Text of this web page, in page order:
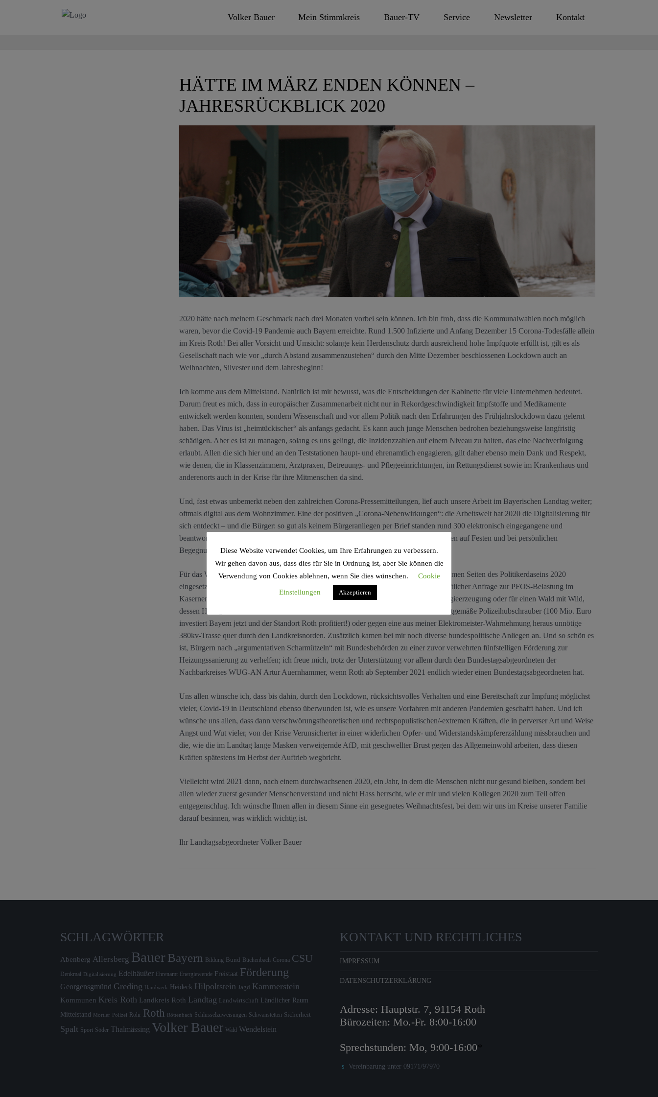
Volker Bauer Mein Stimmkreis Bauer-TV Service Newsletter Kontakt
HÄTTE IM MÄRZ ENDEN KÖNNEN –
JAHRESRÜCKBLICK 2020
2020 hätte nach meinem Geschmack nach drei Monaten vorbei sein können. Ich bin froh, dass die Kommunalwahlen noch möglich
waren, bevor die Covid-19 Pandemie auch Bayern erreichte. Rund 1.500 Infizierte und Anfang Dezember 15 Corona-Todesfälle allein
im Kreis Roth! Bei aller Vorsicht und Umsicht: solange kein Herdenschutz durch ausreichend hohe Impfquote erfüllt ist, gilt es als
Gesellschaft nach wie vor „durch Abstand zusammenzustehen“ durch den Mitte Dezember beschlossenen Lockdown auch an
Weihnachten, Silvester und dem Jahresbeginn!
Ich komme aus dem Mittelstand. Natürlich ist mir bewusst, was die Entscheidungen der Kabinette für viele Unternehmen bedeutet.
Darum freut es mich, dass in europäischer Zusammenarbeit nicht nur in Rekordgeschwindigkeit Impfstoffe und Medikamente
entwickelt werden konnten, sondern Wissenschaft und vor allem Politik nach den Erfahrungen des Frühjahrslockdown dazu gelernt
haben. Das Virus ist „heimtückischer“ als anfangs gedacht. Es kann auch junge Menschen bedrohen beziehungsweise langfristig
schädigen. Aber es ist zu managen, solang es uns gelingt, die Inzidenzzahlen auf einem Niveau zu halten, das eine Nachverfolgung
erlaubt. Allen die sich hier und an den Teststationen haupt- und ehrenamtlich engagieren, gilt daher ebenso mein Dank und Respekt,
wie denen, die in Klassenzimmern, Arztpraxen, Betreuungs- und Pflegeeinrichtungen, im Rettungsdienst sowie im Krankenhaus und
anderenorts auch in der Krise für ihre Mitmenschen da sind.
Und, fast etwas unbemerkt neben den zahlreichen Corona-Pressemitteilungen, lief auch unsere Arbeit im Bayerischen Landtag weiter;
oftmals digital aus dem Wohnzimmer. Eine der positiven „Corona-Nebenwirkungen“: die Arbeitswelt hat 2020 die Digitalisierung für
sich entdeckt – und die Bürger: so gut als keinem Bürgeranliegen per Brief standen rund 300 elektronisch eingegangene und
beantwortete Bürgeranliegen gegenüber. Natürlich fehlt mir der Kontakt zu den Menschen auf Festen und bei persönlichen
Begegnungen.
Für das Wohl der Menschen im Kreis Roth habe ich mich aber auch ohne diese angenehmen Seiten des Politikerdaseins 2020
eingesetzt; sei es mit smartem Petitionseinsatz für die Tempo30-Zone in Spalt oder schriftlicher Anfrage zur PFOS-Belastung im
Kasernenumfeld, sei es mit Anregungen im Bereich Biodiversität und nachhaltiger Energieerzeugung oder für einen Wald mit Wild,
dessen Holz gefördert vermehrt verbaut werden soll, sei es für mehr Sicherheit durch zeitgemäße Polizeihubschrauber (100 Mio. Euro
investiert Bayern jetzt und der Standort Roth profitiert!) oder gegen eine aus meiner Elektromeister-Wahrnehmung heraus unnötige
380kv-Trasse quer durch den Landkreisnorden. Zusätzlich kamen bei mir noch diverse bundespolitische Anliegen an. Und so schön es
ist, Bürgern nach „argumentativen Scharmützeln“ mit Bundesbehörden zu einer zuvor verwehrten fünfstelligen Förderung zur
Heizungssanierung zu verhelfen; ich freue mich, trotz der Unterstützung vor allem durch den Bundestagsabgeordneten der
Nachbarkreises WUG-AN Artur Auernhammer, wenn Roth ab September 2021 endlich wieder einen Bundestagsabgeordneten hat.
Uns allen wünsche ich, dass bis dahin, durch den Lockdown, rücksichtsvolles Verhalten und eine Bereitschaft zur Impfung möglichst
vieler, Covid-19 in Deutschland ebenso überwunden ist, wie es unsere Vorfahren mit anderen Pandemien geschafft haben. Und ich
wünsche uns allen, dass dann verschwörungstheoretischen und rechtspopulistischen/-extremen Kräften, die in perverser Art und Weise
Angst und Wut vieler, von der Krise Verunsicherter in einer widerlichen Opfer- und Widerstandskämpfererzählung missbrauchen und
die, wie die im Landtag lange Masken verweigernde AfD, mit geschwellter Brust gegen das Allgemeinwohl arbeiten, dass diesen
Kräften spätestens im Herbst der Auftrieb wegbricht.
Vielleicht wird 2021 dann, nach einem durchwachsenen 2020, ein Jahr, in dem die Menschen nicht nur gesund bleiben, sondern bei
allen wieder zuerst gesunder Menschenverstand und nicht Hass herrscht, wie er mir und vielen Kollegen 2020 zum Teil offen
entgegenschlug. Ich wünsche Ihnen allen in diesem Sinne ein gesegnetes Weihnachtsfest, bei dem wir uns im Kreise unserer Familie
darauf besinnen, was wirklich wichtig ist.
Ihr Landtagsabgeordneter Volker Bauer
SCHLAGWÖRTER
Abenberg Allersberg Bauer Bayern Bildung Bund Büchenbach Corona CSU
Denkmal Digitalisierung Edelhäußer Ehrenamt Energiewende Freistaat Förderung
Georgensgmünd Greding Handwerk Heideck Hilpoltstein Jagd Kammerstein
Kommunen Kreis Roth Landkreis Roth Landtag Landwirtschaft Ländlicher Raum
Mittelstand Mortler Polizei Rohr Roth Röttenbach Schlüsselzuweisungen Schwanstetten Sicherheit
Spalt Sport Söder Thalmässing Volker Bauer Wald Wendelstein
KONTAKT UND RECHTLICHES
IMPRESSUM
DATENSCHUTZERKLÄRUNG
Adresse: Hauptstr. 7, 91154 Roth
Bürozeiten: Mo.-Fr. 8:00-16:00
Sprechstunden: Mo, 9:00-16:00*
Vereinbarung unter 09171/97970
Diese Website verwendet Cookies, um Ihre Erfahrungen zu verbessern.
Wir gehen davon aus, dass dies für Sie in Ordnung ist, aber Sie können die
Verwendung von Cookies ablehnen, wenn Sie dies wünschen.
Cookie
Einstellungen Akzeptieren